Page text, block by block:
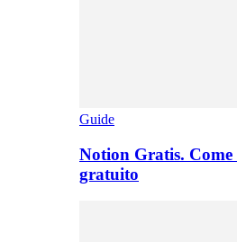
Guide
Notion Gratis.
gratuito